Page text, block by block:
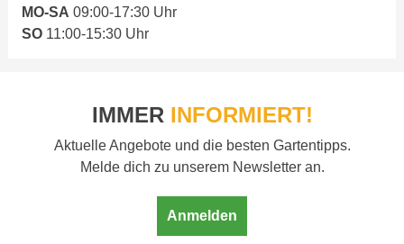
MO-SA 09:00-17:30 Uhr
SO11:00-15:30 Uhr
IMMER INFORMIERT!
Aktuelle Angebote und die besten Gartentipps.
Melde dich zu unserem Newsletter an.
Anmelden